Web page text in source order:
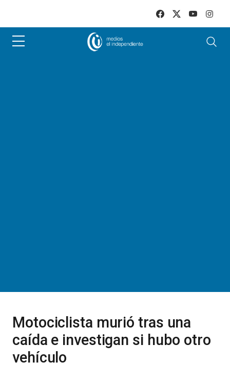
Motociclista murió tras una
caída e investigan si hubo otro
vehículo